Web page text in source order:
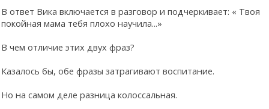
В ответ Вика включается в разговор и подчеркивает: « Твоя
покойная мама тебя плохо научила...»
В чем отличие этих двух фраз?
Казалось бы, обе фразы затрагивают воспитание.
Но на самом деле разница колоссальная.